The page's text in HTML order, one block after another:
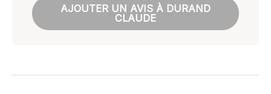
AJOUTER UN AVIS À DURAND
CLAUDE